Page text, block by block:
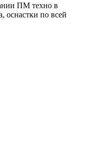
ПМ техно в
оснастки по всей